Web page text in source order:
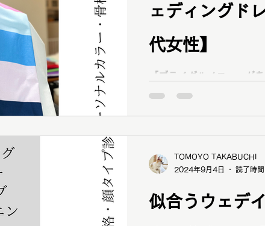
けられたのでお互いの診
なに丁寧に詳しく教えて
と思います。」とおっし
＾＾ 似合うものでますます輝
ェディングド
代女性】
「ブライダルメニューがあったから」
い」 と16タイプパーソナルカラー診断、12分類骨格診
断、顔タイプ診断、ウェ
似合うウェデ
TOMOYO TAKABUCHI
2024年9月4日
読了時